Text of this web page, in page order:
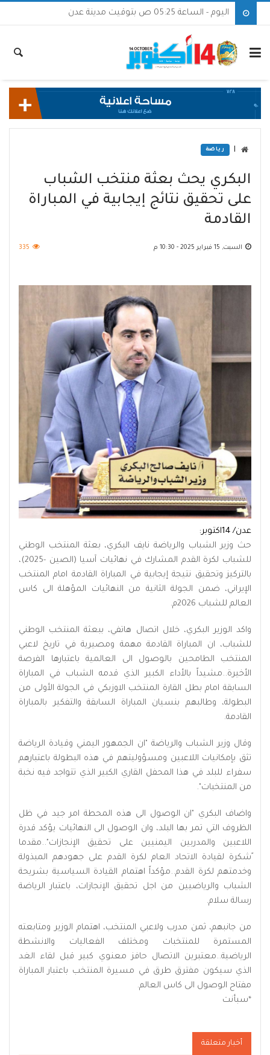
اليوم - الساعة 05:25 ص بتوقيت مدينة عدن
رياضة
البكري يحث بعثة منتخب الشباب
على تحقيق نتائج إيجابية في المباراة
القادمة
السبت, 15 فبراير 2025 - 10:30 م 335
عدن/ 14اكتوبر:
حث وزير الشباب والرياضة نايف البكري، بعثة المنتخب الوطني
للشباب لكرة القدم المشارك في نهائيات آسيا (الصين -2025)،
بالتركيز وتحقيق نتيجة إيجابية في المباراة القادمة امام المنتخب
الإيراني، ضمن الجولة الثانية من النهائيات المؤهلة الى كاس
العالم للشباب 2026م.
واكد الوزير البكري، خلال اتصال هاتفي، ببعثة المنتخب الوطني
للشباب، ان المباراة القادمة مهمة ومصيرية في تاريخ لاعبي
المنتخب الطامحين بالوصول الى العالمية باعتبارها الفرصة
الأخيرة..مشيداً بالأداء الكبير الذي قدمه الشباب في المباراة
السابقة امام بطل القارة المنتخب الاوزبكي في الجولة الأولى من
البطولة، وطالبهم بنسيان المباراة السابقة والتفكير بالمباراة
القادمة.
وقال وزير الشباب والرياضة "ان الجمهور اليمني وقيادة الرياضة
تثق بإمكانيات اللاعبين ومسؤوليتهم في هذه البطولة باعتبارهم
سفراء للبلد في هذا المحفل القاري الكبير الذي تتواجد فيه نخبة
من المنتخبات".
واضاف البكري "ان الوصول الى هذه المحطة امر جيد في ظل
الظروف التي تمر بها البلد، وان الوصول الى النهائيات يؤكد قدرة
اللاعبين والمدربين اليمنيين على تحقيق الإنجازات"..مقدما
ًشكرة لقيادة الاتحاد العام لكرة القدم على جهودهم المبذولة
وخدمتهم لكرة القدم..مؤكداً اهتمام القيادة السياسية بشريحة
الشباب والرياضيين من اجل تحقيق الإنجازات، باعتبار الرياضة
رسالة سلام.
من جانبهم، ثمن مدرب ولاعبي المنتخب، اهتمام الوزير ومتابعته
المستمرة للمنتخبات ومختلف الفعاليات والانشطة
الرياضية..معتبرين الاتصال حافز معنوي كبير قبل لقاء الغد
الذي سيكون مفترق طرق في مسيرة المنتخب باعتبار المباراة
مفتاح الوصول الى كاس العالم.
*سبأنت
أخبار متعلقة